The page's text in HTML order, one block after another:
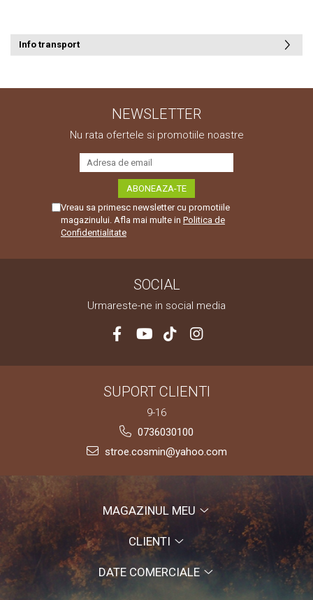
Textile
USB
Voucher Cadou
Info transport
NEWSLETTER
Nu rata ofertele si promotiile noastre
Vreau sa primesc newsletter cu promotiile
magazinului. Afla mai multe in Politica de
Confidentialitate
SOCIAL
Urmareste-ne in social media
SUPORT CLIENTI
9-16
0736030100
stroe.cosmin@yahoo.com
MAGAZINUL MEU
CLIENTI
DATE COMERCIALE